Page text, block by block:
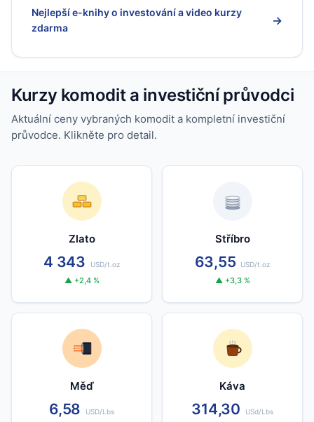
Nejlepší e-knihy o investování a video kurzy
zdarma
→
Kurzy komodit a investiční průvodci
Aktuální ceny vybraných komodit a kompletní investiční
průvodce. Klikněte pro detail.
Zlato
4 343 USD/t.oz
▲ +2,4 %
Stříbro
63,55 USD/t.oz
▲ +3,3 %
Měď
6,58 USD/Lbs
Káva
314,30 USd/Lbs